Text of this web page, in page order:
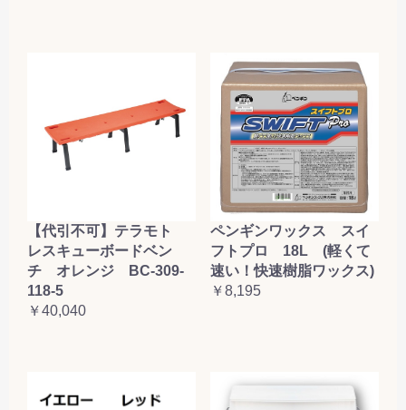
【代引不可】テラモト
レスキューボードベン
チ オレンジ BC-309-
118-5
￥40,040
ペンギンワックス スイ
フトプロ 18L (軽くて
速い！快速樹脂ワックス)
￥8,195